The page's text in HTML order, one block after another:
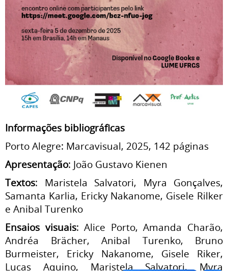
Informações bibliográficas
Porto Alegre: Marcavisual, 2025, 142 páginas
Apresentação: João Gustavo Kienen
Textos: Maristela Salvatori, Myra Gonçalves,
Samanta Karlia, Ericky Nakanome, Gisele Rilker
e Anibal Turenko
Ensaios visuais: Alice Porto, Amanda Charão,
Andréa Brächer, Anibal Turenko, Bruno
Burmeister, Ericky Nakanome, Gisele Riker,
Lucas Aquino, Maristela Salvatori, Myra